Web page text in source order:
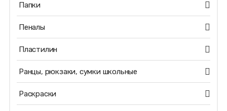
Папки
Пеналы
Пластилин
Ранцы, рюкзаки, сумки школьные
Раскраски